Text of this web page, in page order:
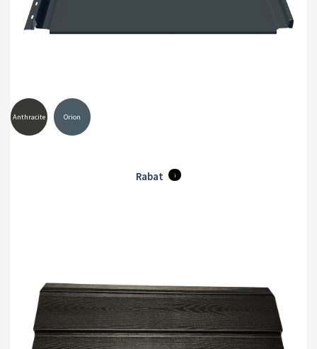
Anthracite Orion
Rabat i